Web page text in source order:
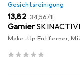
Gesichtsreinigung
EUR
13,82 EUR
34,56/1l
Garnier
Make-Up Entferner,